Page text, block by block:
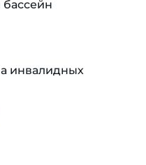
инвалидных